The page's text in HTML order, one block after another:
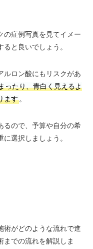
の症例写真を見てイメー
と良いでしょう。
ルロン酸にもリスクがあ
ったり、青白く見えるよ
ます。
るので、予算や自分の希
選択しましょう。
術がどのような流れで進
までの流れを解説しま